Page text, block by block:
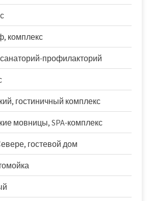
комплекс
профилакторий
гостиничный комплекс
мовницы, SPA-комплекс
гостевой дом